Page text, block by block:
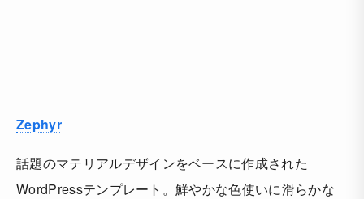
Zephyr
話題のマテリアルデザインをベースに作成された
WordPressテンプレート。鮮やかな色使いに滑らかな